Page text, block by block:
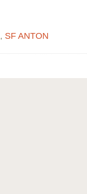
, SF ANTON